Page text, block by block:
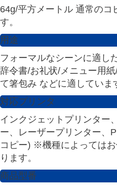
64g/平方メートル 通常のコ
す。
用途
フォーマルなシーンに適し
辞令書/お礼状/メニュー用
て箸包み などに適していま
対応プリンタ
インクジェットプリンター
ー、レーザープリンター、
コピー) ※機種によっては
ります。
商品型番